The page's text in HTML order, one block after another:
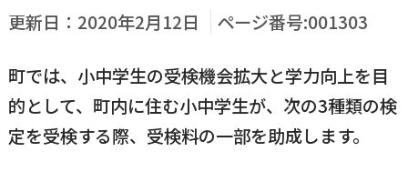
結婚・妊娠／出産
育児／子育て
手続きから探す
住民票 町税
よく利用されているコンテンツ
暮らし・手続き・
子育て・教育・生
更新日： 2020年2月12日 ページ番号:001303
町では、小中学生の受検機会拡大と学力向上を目
的として、町内に住む小中学生が、次の3種類の検
定を受検する際、受検料の一部を助成します。